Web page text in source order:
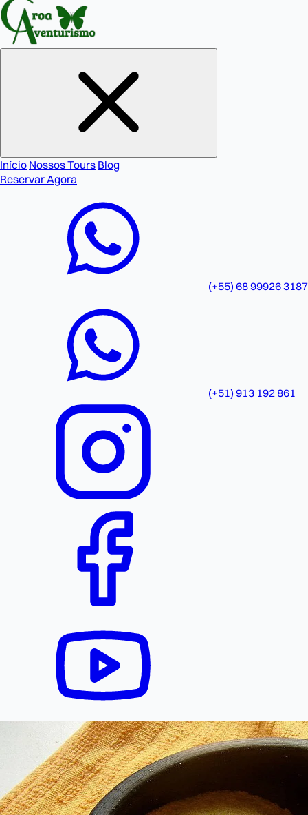
Início Nossos Tours Blog
Reservar Agora
(+55) 68 99926 3187
(+51) 913 192 861